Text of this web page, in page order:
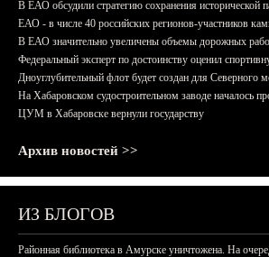
В ЕАО обсудили стратегию сохранения исторической
ЕАО - в числе 40 российских регионов-участников
В ЕАО значительно увеличены объемы дорожных
Федеральный эксперт по достоинству оценил
Дноуглубительный флот будет создан для Северного
На Хабаровском судостроительном заводе началось
ЦУМ в Хабаровске вернули государству
Архив новостей >>
ИЗ БЛОГОВ
Районная библиотека в Амурске уничтожена. На